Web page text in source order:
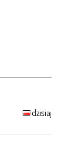
dzisiaj